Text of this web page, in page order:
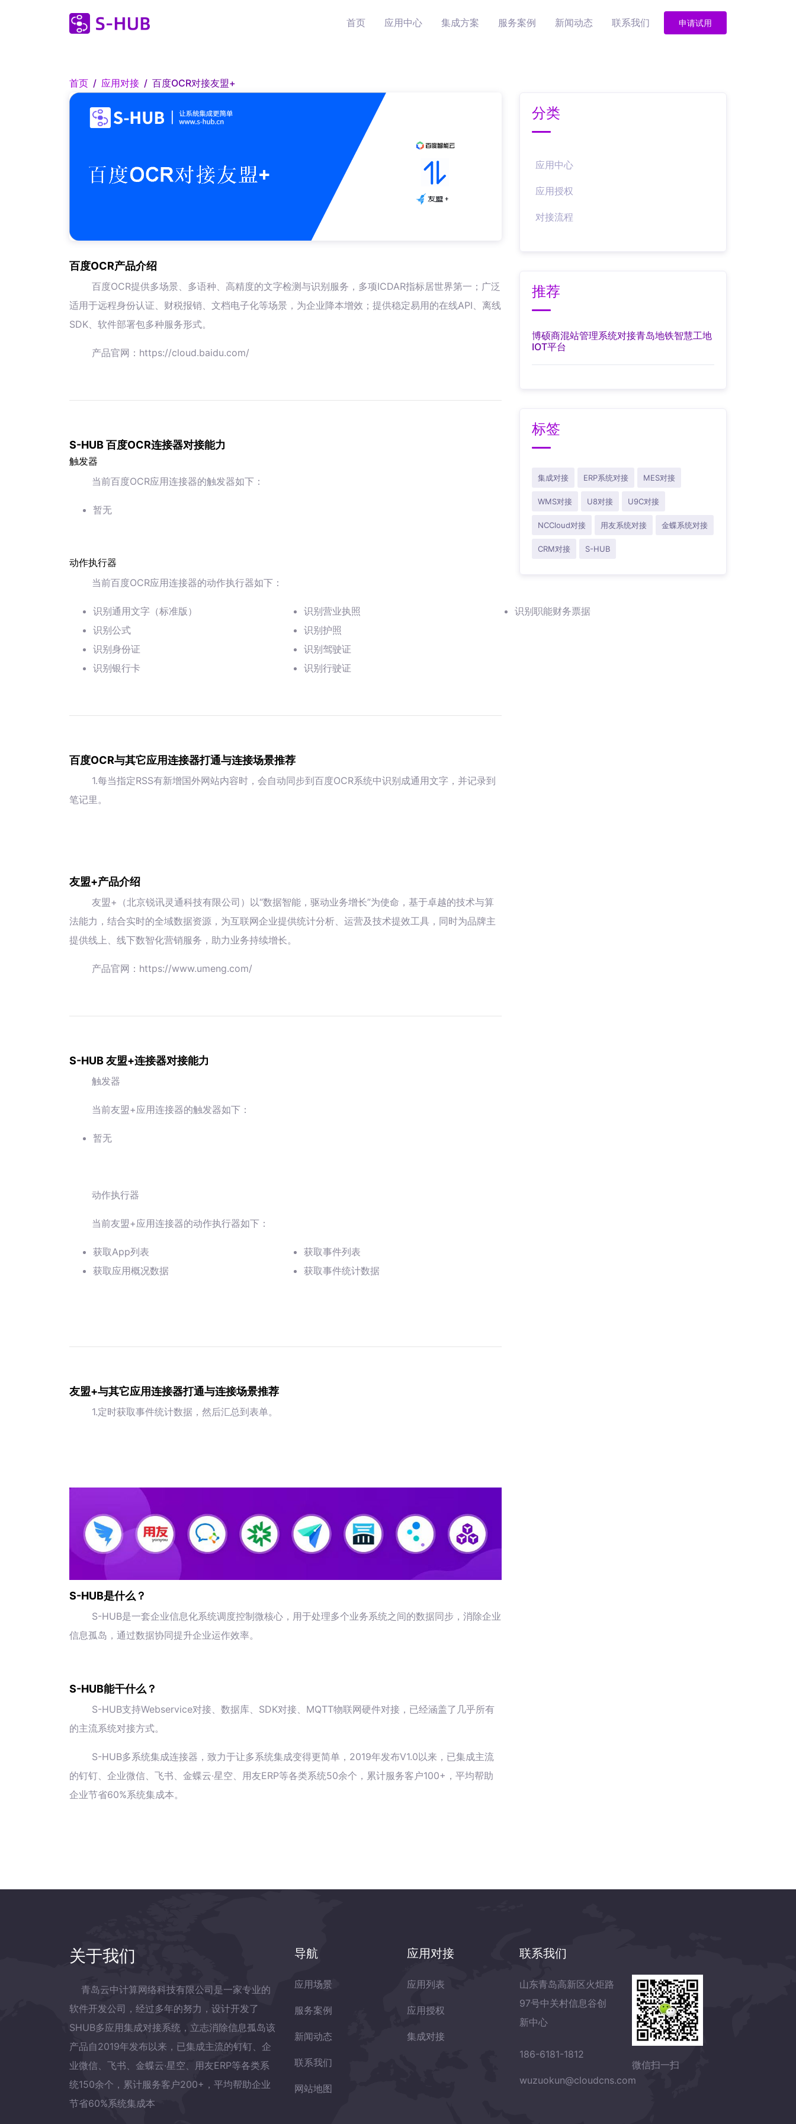
首页 应用中心 集成方案 服务案例 新闻动态 联系我们 申请试用
首页 应用对接 百度OCR对接友盟+
百度OCR产品介绍
百度OCR提供多场景、多语种、高精度的文字检测与识别服务，多项ICDAR指标居世界第一；广泛
适用于远程身份认证、财税报销、文档电子化等场景，为企业降本增效；提供稳定易用的在线API、离线
SDK、软件部署包多种服务形式。
产品官网：https://cloud.baidu.com/
S-HUB 百度OCR连接器对接能力
触发器
当前百度OCR应用连接器的触发器如下：
暂无
动作执行器
当前百度OCR应用连接器的动作执行器如下：
识别通用文字（标准版）
识别公式
识别身份证
识别银行卡
识别营业执照
识别护照
识别驾驶证
识别行驶证
识别职能财务票据
百度OCR与其它应用连接器打通与连接场景推荐
1.每当指定RSS有新增国外网站内容时，会自动同步到百度OCR系统中识别成通用文字，并记录到
笔记里。
友盟+产品介绍
友盟+（北京锐讯灵通科技有限公司）以“数据智能，驱动业务增长”为使命，基于卓越的技术与算
法能力，结合实时的全域数据资源，为互联网企业提供统计分析、运营及技术提效工具，同时为品牌主
提供线上、线下数智化营销服务，助力业务持续增长。
产品官网：https://www.umeng.com/
S-HUB 友盟+连接器对接能力
触发器
当前友盟+应用连接器的触发器如下：
暂无
动作执行器
当前友盟+应用连接器的动作执行器如下：
获取App列表
获取应用概况数据
获取事件列表
获取事件统计数据
友盟+与其它应用连接器打通与连接场景推荐
1.定时获取事件统计数据，然后汇总到表单。
S-HUB是什么？
S-HUB是一套企业信息化系统调度控制微核心，用于处理多个业务系统之间的数据同步，消除企业
信息孤岛，通过数据协同提升企业运作效率。
S-HUB能干什么？
S-HUB支持Webservice对接、数据库、SDK对接、MQTT物联网硬件对接，已经涵盖了几乎所有
的主流系统对接方式。
S-HUB多系统集成连接器，致力于让多系统集成变得更简单，2019年发布V1.0以来，已集成主流
的钉钉、企业微信、飞书、金蝶云·星空、用友ERP等各类系统50余个，累计服务客户100+，平均帮助
企业节省60%系统集成本。
分类
应用中心
应用授权
对接流程
推荐
博硕商混站管理系统对接青岛地铁智慧工地
IOT平台
标签
集成对接 ERP系统对接 MES对接
WMS对接 U8对接 U9C对接
NCCloud对接 用友系统对接 金蝶系统对接
CRM对接 S-HUB
关于我们
青岛云中计算网络科技有限公司是一家专业的
软件开发公司，经过多年的努力，设计开发了
SHUB多应用集成对接系统，立志消除信息孤岛该
产品自2019年发布以来，已集成主流的钉钉、企
业微信、飞书、金蝶云·星空、用友ERP等各类系
统150余个，累计服务客户200+，平均帮助企业
节省60%系统集成本
导航
应用场景
服务案例
新闻动态
联系我们
网站地图
应用对接
应用列表
应用授权
集成对接
联系我们
山东青岛高新区火炬路
97号中关村信息谷创
新中心
186-6181-1812
wuzuokun@cloudcns.com
微信扫一扫